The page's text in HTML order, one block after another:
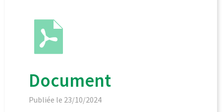
Document
Publiée le 23/10/2024